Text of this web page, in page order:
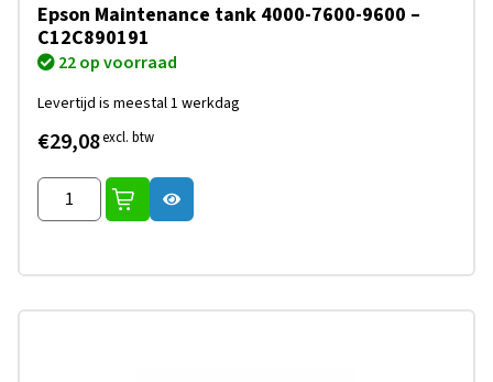
Epson Maintenance tank 4000-7600-9600 –
C12C890191
22 op voorraad
Levertijd is meestal 1 werkdag
€29,08excl. btw